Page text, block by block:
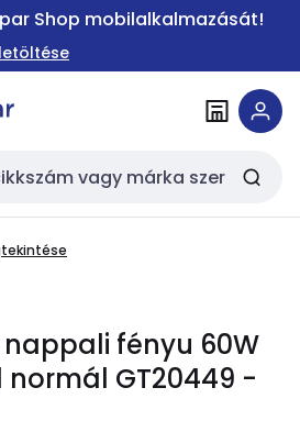
Shop mobilalkalmazását!
nappali fényu 60W
normál GT20449 -